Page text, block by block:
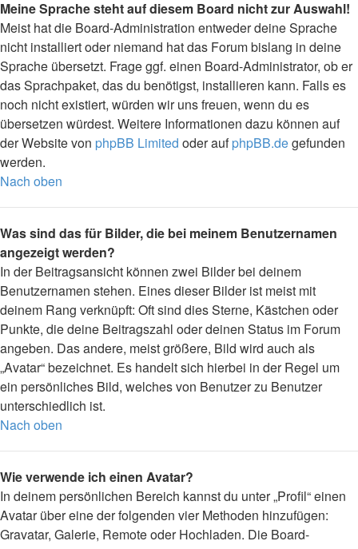
Meine Sprache steht auf diesem Board nicht zur Auswahl!
Meist hat die Board-Administration entweder deine Sprache
nicht installiert oder niemand hat das Forum bislang in deine
Sprache übersetzt. Frage ggf. einen Board-Administrator, ob er
das Sprachpaket, das du benötigst, installieren kann. Falls es
noch nicht existiert, würden wir uns freuen, wenn du es
übersetzen würdest. Weitere Informationen dazu können auf
der Website von phpBB Limited oder aufphpBB.degefunden
werden.
Nach oben
Was sind das für Bilder, die bei meinem Benutzernamen
angezeigt werden?
In der Beitragsansicht können zwei Bilder bei deinem
Benutzernamen stehen. Eines dieser Bilder ist meist mit
deinem Rang verknüpft: Oft sind dies Sterne, Kästchen oder
Punkte, die deine Beitragszahl oder deinen Status im Forum
angeben. Das andere, meist größere, Bild wird auch als
„Avatar“ bezeichnet. Es handelt sich hierbei in der Regel um
ein persönliches Bild, welches von Benutzer zu Benutzer
unterschiedlich ist.
Nach oben
Wie verwende ich einen Avatar?
In deinem persönlichen Bereich kannst du unter „Profil“ einen
Avatar über eine der folgenden vier Methoden hinzufügen:
Gravatar, Galerie, Remote oder Hochladen. Die Board-